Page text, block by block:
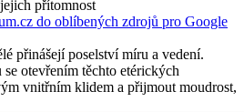
přítomnost
do oblíbených zdrojů pro Google
přinášejí poselství míru a vedení.
otevřením těchto etérických
vnitřním klidem a přijmout moudrost,